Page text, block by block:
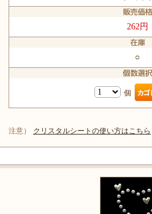
262円
○
個
注意） クリスタルシートの使い方はこちら